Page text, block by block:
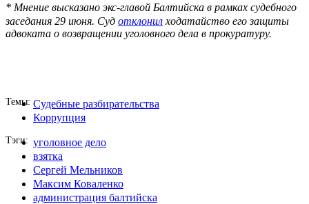
* Мнение высказано экс-главой Балтийска в рамках судебного
заседания 29 июня. Суд отклонил ходатайство его защиты
адвоката о возвращении уголовного дела в прокуратуру.
Темы Судебные разбирательства
Коррупция
Тэги
уголовное дело
взятка
Сергей Мельников
Максим Коваленко
администрация балтийска